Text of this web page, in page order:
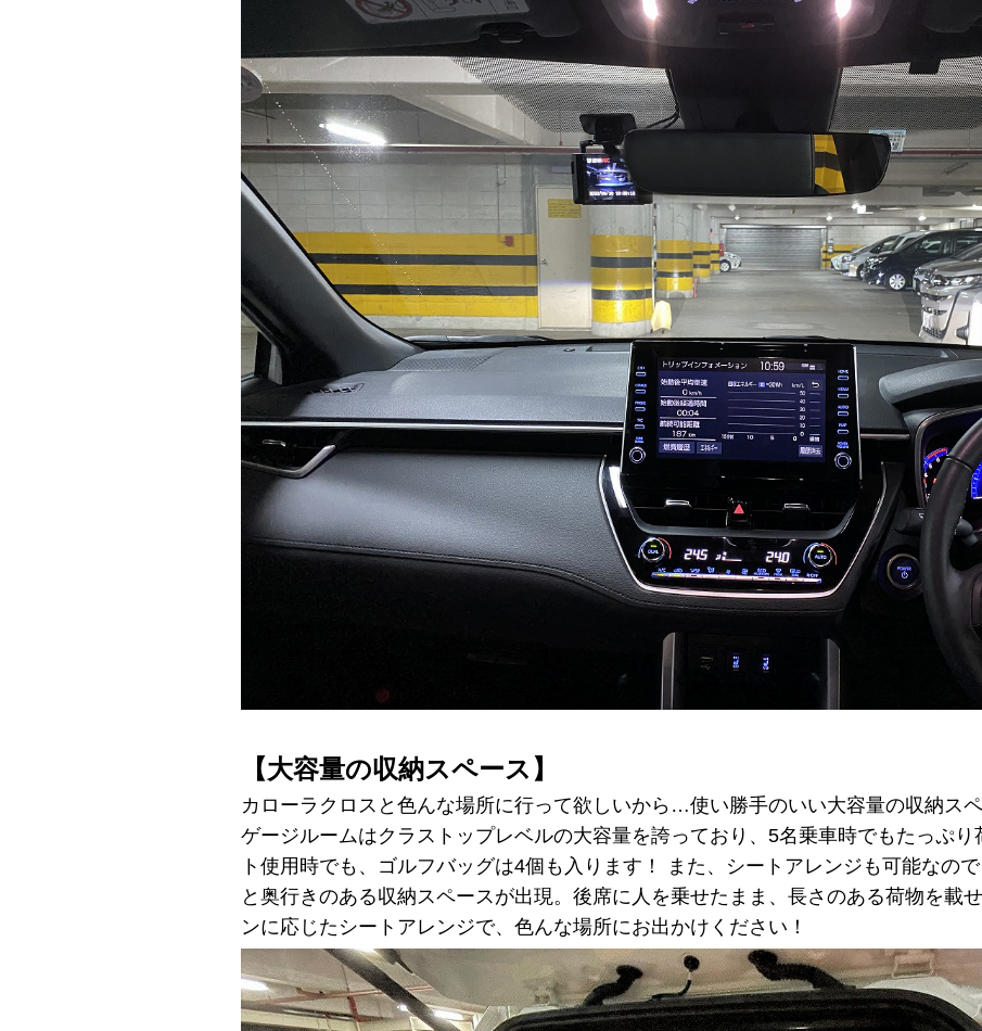
【大容量の収納スペース】
カローラクロスと色んな場所に行って欲しいから…使い勝手のいい大容量の収納ス
ゲージルームはクラストップレベルの大容量を誇っており、5名乗車時でもたっぷ
ト使用時でも、ゴルフバッグは4個も入ります！ また、シートアレンジも可能なの
と奥行きのある収納スペースが出現。後席に人を乗せたまま、長さのある荷物を載
ンに応じたシートアレンジで、色んな場所にお出かけください！